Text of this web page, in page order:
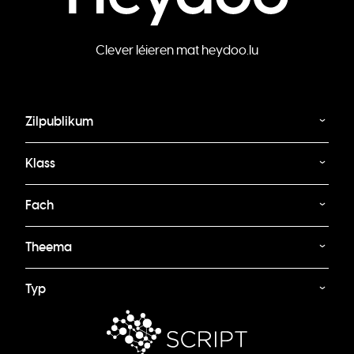
Clever léieren mat heydoo.lu
Zilpublikum
Klass
Fach
Theema
Typ